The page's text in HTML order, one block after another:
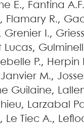
E., Fantina A.F.
, Flamary R.,
Grenier I.,
Lucas,
P., Herpin
Janvier M.,
Guilaine,
, Larzabal
, Le Tiec A.,